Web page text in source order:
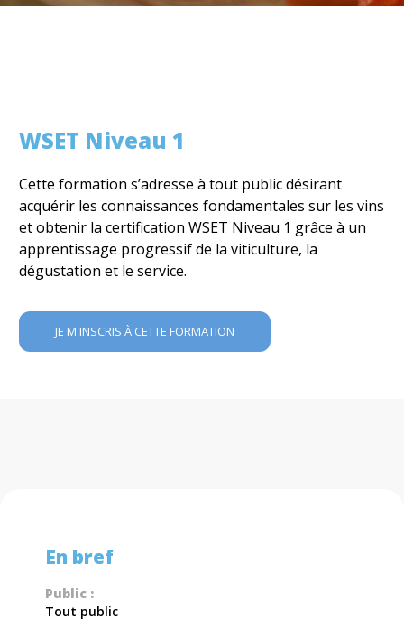
WSET Niveau 1
Cette formation s’adresse à tout public désirant
acquérir les connaissances fondamentales sur les vins
et obtenir la certification WSET Niveau 1 grâce à un
apprentissage progressif de la viticulture, la
dégustation et le service.
JE M'INSCRIS À CETTE FORMATION
En bref
Public :
Tout public